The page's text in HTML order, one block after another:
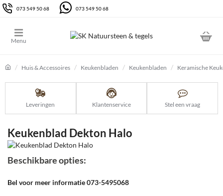
073 549 50 68 073 549 50 68
Huis & Accessoires Keukenbladen Keukenbladen Keramische
Leveringen Klantenservice Stel een vraag
Keukenblad Dekton Halo
Beschikbare opties:
Bel voor meer informatie 073-5495068